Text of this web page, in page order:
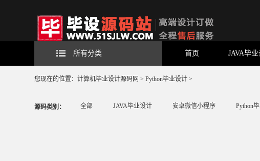
所有分类 首页 JAVA毕
您现在的位置： 计算机毕业设计源码网 > Python毕业设计 >
源码类别： 全部 JAVA毕业设计 安卓微信小程序 Python